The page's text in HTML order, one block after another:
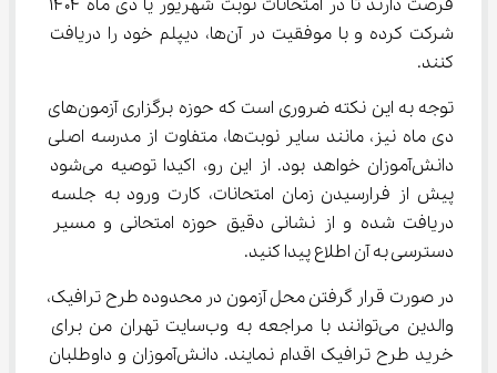
شرکت کرده و با موفقیت در آن‌ها، دیپلم خود را دریافت
کنند.
توجه به این نکته ضروری است که حوزه برگزاری آزمون‌های
دی ماه نیز، مانند سایر نوبت‌ها، متفاوت از مدرسه اصلی
دانش‌آموزان خواهد بود. از این رو، اکیدا توصیه می‌شود
پیش از فرارسیدن زمان امتحانات، کارت ورود به جلسه
دریافت شده و از نشانی دقیق حوزه امتحانی و مسیر
دسترسی به آن اطلاع پیدا کنید.
در صورت قرار گرفتن محل آزمون در محدوده طرح ترافیک،
والدین می‌توانند با مراجعه به وب‌سایت تهران من برای
خرید طرح ترافیک اقدام نمایند. دانش‌آموزان و داوطلبان